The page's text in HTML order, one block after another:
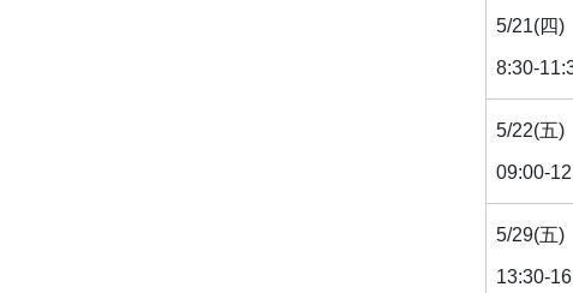
5/21(四)
8:30-
5/22(五)
09:00-
5/29(五)
13:30-